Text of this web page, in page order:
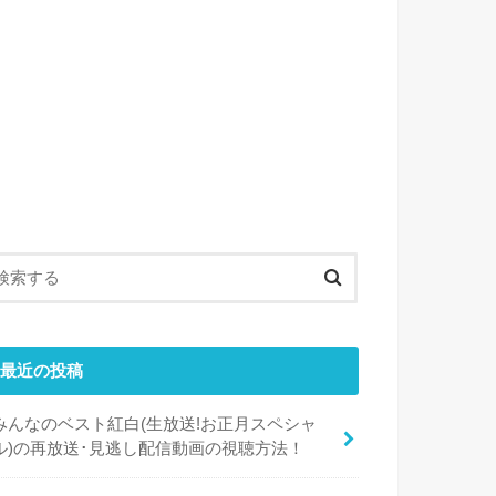
最近の投稿
んなのベスト紅白(生放送!お正月スペシャ
)の再放送･見逃し配信動画の視聴方法！